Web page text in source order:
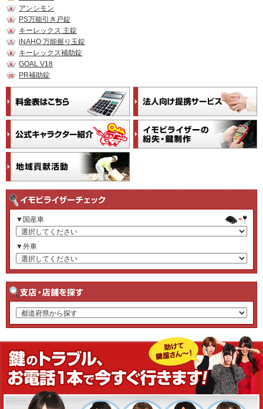
アンシモン
PS万能引き戸錠
キーレックス 主錠
iNAHO 万能握り玉錠
キーレックス補助錠
GOAL V18
PR補助錠
▼国産車
▼外車